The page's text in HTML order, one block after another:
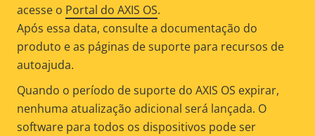
acesse o Portal do AXIS OS.
Após essa data, consulte a documentação do
produto e as páginas de suporte para recursos de
autoajuda.
Quando o período de suporte do AXIS OS expirar,
nenhuma atualização adicional será lançada. O
software para todos os dispositivos pode ser